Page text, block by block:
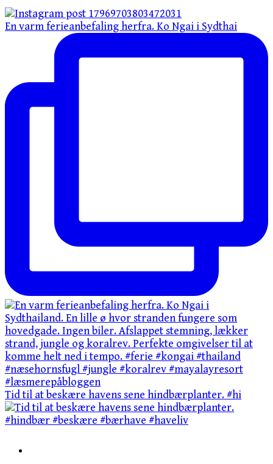
En varm ferieanbefaling herfra. Ko Ngai i Sydthai
Tid til at beskære havens sene hindbærplanter. #hi